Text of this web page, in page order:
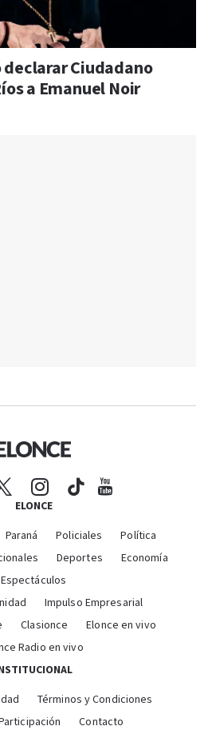
declarar Ciudadano
a Emanuel Noir
ELONCE
Paraná Policiales
Política
Deportes
Economía
Espectáculos
Impulso Empresarial
Clasionce
Elonce en vivo
Radio en vivo
Términos y Condiciones
Contacto